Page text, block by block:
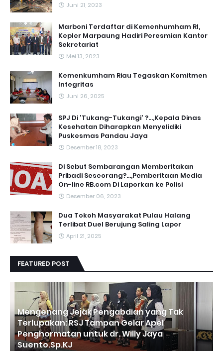
Juni 21, 2023
Marboni Terdaftar di Kemenhumham RI,
Kepler Marpaung Hadiri Peresmian Kantor
Sekretariat
Mei 13, 2023
‎Kemenkumham Riau Tegaskan Komitmen
Integritas
Juni 26, 2025
SPJ Di 'Tukang-Tukangi' ?...,Kepala Dinas
Kesehatan Diharapkan Menyelidiki
Puskesmas Pandau Jaya
Desember 18, 2023
Di Sebut Sembarangan Memberitakan
Pribadi Seseorang?...,Pemberitaan Media
On-line RB.com Di Laporkan ke Polisi
Desember 06, 2023
Dua Tokoh Masyarakat Pulau Halang
Terlibat Duel Berujung Saling Lapor
April 21, 2025
FEATURED POST
Mengenang Jejak Pengabdian yang Tak
Terlupakan: RSJ Tampan Gelar Apel
Penghormatan untuk dr. Willy Jaya
Suento.Sp.KJ